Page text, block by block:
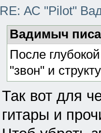
RE: АС "Pilot"
Вадимыч
После
"звон" и
Так вот для
гитары и